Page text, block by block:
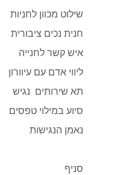
שילוט מכוון לחניות
חנית נכים ציבורית
איש קשר לחנייה
ליווי אדם עם עיוורון
תא שירותים נגיש
סיוע במילוי טפסים
נאמן הנגישות
סניף